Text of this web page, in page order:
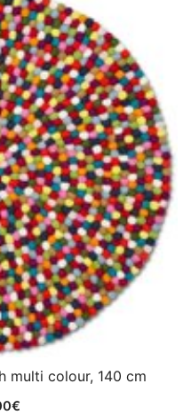
multi colour, 140 cm
€